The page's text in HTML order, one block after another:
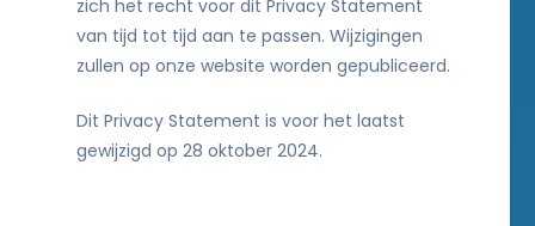
zich het recht voor dit Privacy Statement
van tijd tot tijd aan te passen. Wijzigingen
zullen op onze website worden gepubliceerd.
Dit Privacy Statement is voor het laatst
gewijzigd op 28 oktober 2024.